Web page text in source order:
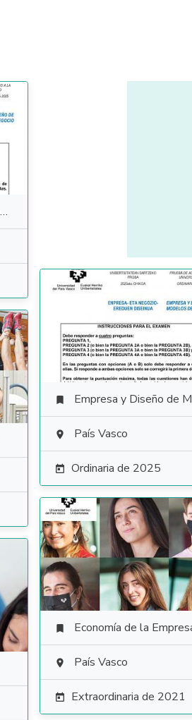
 Empresa y Diseño de Modelos de
 País Vasco
 Ordinaria de 2025
 Economía de la
 País Vasco
 Extraordinaria de 2021